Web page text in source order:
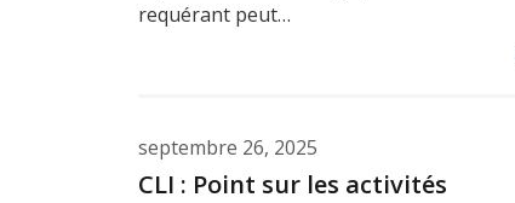
requérant peut…
septembre 26, 2025
CLI : Point sur les activités